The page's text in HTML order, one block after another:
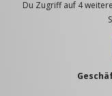
Du Zugriff auf 4